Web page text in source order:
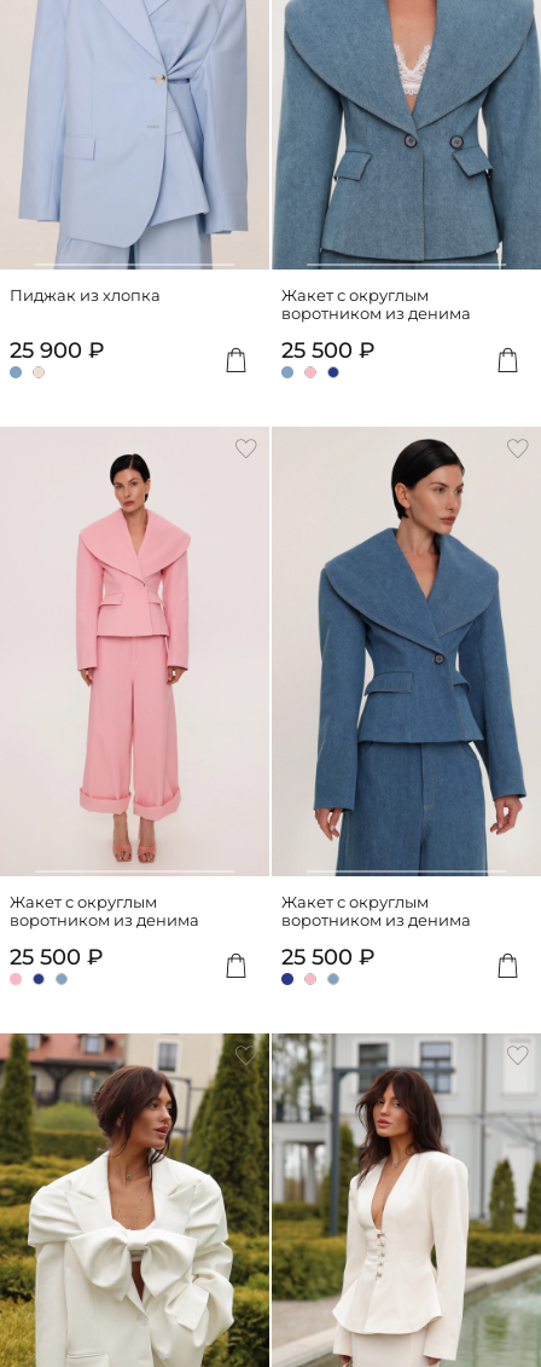
Пиджак из хлопка
25 900 ₽
Жакет с округлым
воротником из денима
25 500 ₽
Жакет с округлым
воротником из денима
25 500 ₽
Жакет с округлым
воротником из денима
25 500 ₽